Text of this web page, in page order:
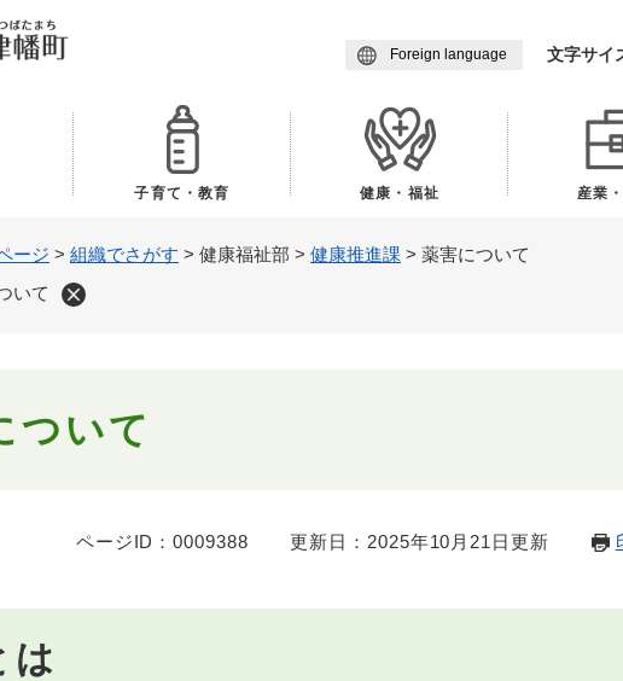
Foreign language 文字サイ
子育て・教育 健康・福祉 産業
ージ > 組織でさがす > 健康福祉部 > 健康推進課 > 薬害について
いて
ついて
ページID：0009388 更新日：2025年10月21日更新
は